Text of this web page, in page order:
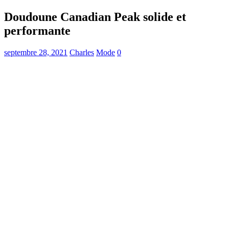
Doudoune Canadian Peak solide et
performante
septembre 28, 2021 Charles Mode 0